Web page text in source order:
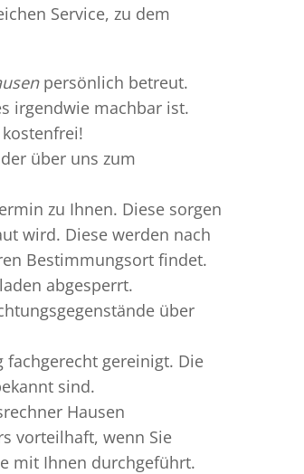
Service, zu dem
persönlich betreut.
irgendwie machbar ist.
über uns zum
zu Ihnen. Diese sorgen
wird. Diese werden nach
Bestimmungsort findet.
abgesperrt.
über
gereinigt. Die
sind.
Hausen
vorteilhaft, wenn Sie
mit Ihnen durchgeführt.